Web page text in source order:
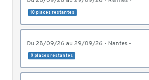
10 places restantes
du 28/09/26 au 29/09/26 - Nantes -
9 places restantes